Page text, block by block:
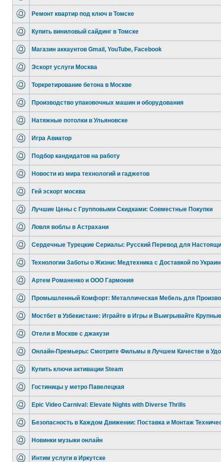
Ремонт квартир под ключ в Томске
Купить виниловый сайдинг в Томске
Магазин аккаунтов Gmail, YouTube, Facebook
Эскорт услуги Москва
Торкретирование бетона в Москве
Производство упаковочных машин и оборудования
Натяжные потолки в Ульяновске
Игра Авиатор
Подбор кандидатов на работу
Новости из мира технологий и гаджетов
Гей эскорт москва
Лучшие Цены с Групповыми Скидками: Совместные Покупки
Ловля воблы в Астрахани
Сердечные Турецкие Сериалы: Русский Перевод для
Технологии Заботы о Жизни: Медтехника с Доставкой по
Артем Романенко и ООО Гармония
Промышленный Комфорт: Металлическая Мебель для
Мостбет в Узбекистане: Играйте в Игры и Выигрывайте Крупные
Отели в Москве с джакузи
Онлайн-Премьеры: Смотрите Фильмы в Лучшем Качестве в
Купить ключи активации Steam
Гостиницы у метро Павелецкая
Epic Video Carnival: Elevate Nights with Diverse Thrills
Безопасность в Каждом Движении: Поставка и Монтаж
Новинки музыки онлайн
Интим услуги в Иркутске